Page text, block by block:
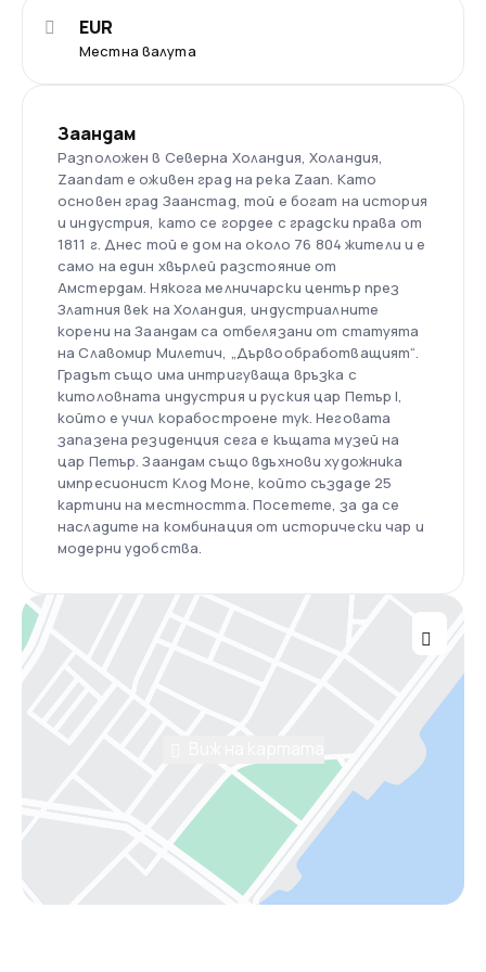
Местна валута
EUR
Заандам
Разположен в Северна Холандия, Холандия,
Zaandam е оживен град на река Zaan. Като
основен град Заанстад, той е богат на история
и индустрия, като се гордее с градски права от
1811 г. Днес той е дом на около 76 804 жители и е
само на един хвърлей разстояние от
Амстердам. Някога мелничарски център през
Златния век на Холандия, индустриалните
корени на Заандам са отбелязани от статуята
на Славомир Милетич, „Дървообработващият“.
Градът също има интригуваща връзка с
китоловната индустрия и руския цар Петър I,
който е учил корабостроене тук. Неговата
запазена резиденция сега е къщата музей на
цар Петър. Заандам също вдъхнови художника
импресионист Клод Моне, който създаде 25
картини на местността. Посетете, за да се
насладите на комбинация от исторически чар и
модерни удобства.